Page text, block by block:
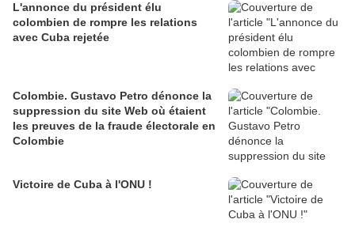
L'annonce du président élu
colombien de rompre les relations
avec Cuba rejetée
Colombie. Gustavo Petro dénonce la
suppression du site Web où étaient
les preuves de la fraude électorale en
Colombie
Victoire de Cuba à l'ONU !